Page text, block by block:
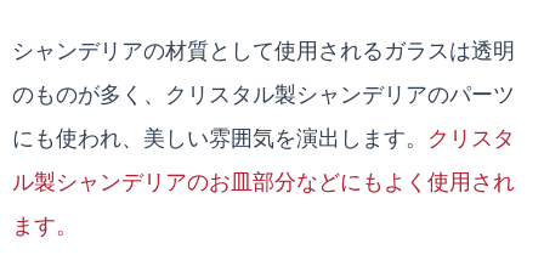
シャンデリアの材質として使用されるガラスは透明
のものが多く、クリスタル製シャンデリアのパーツ
にも使われ、美しい雰囲気を演出します。 クリスタ
ル製シャンデリアのお皿部分などにもよく使用され
ます。